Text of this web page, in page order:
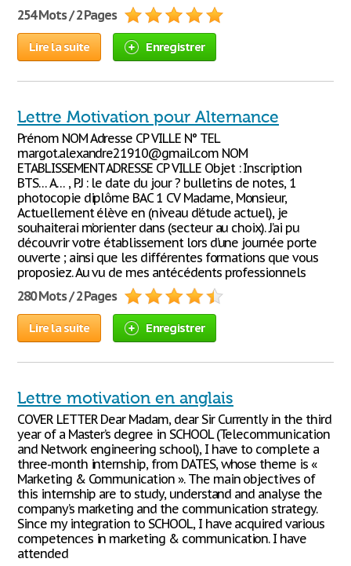
254 Mots / 2 Pages
Lire la suite Enregistrer
Lettre Motivation pour Alternance
Prénom NOM Adresse CP VILLE N° TEL
margot.alexandre21910@gmail.com NOM
ETABLISSEMENT ADRESSE CP VILLE Objet : Inscription
BTS… A… , P.J : le date du jour ? bulletins de notes, 1
photocopie diplôme BAC 1 CV Madame, Monsieur,
Actuellement élève en (niveau d’étude actuel), je
souhaiterai m’orienter dans (secteur au choix). J’ai pu
découvrir votre établissement lors d’une journée porte
ouverte ; ainsi que les différentes formations que vous
proposiez. Au vu de mes antécédents professionnels
280 Mots / 2 Pages
Lire la suite Enregistrer
Lettre motivation en anglais
COVER LETTER Dear Madam, dear Sir Currently in the third
year of a Master’s degree in SCHOOL (Telecommunication
and Network engineering school), I have to complete a
three-month internship, from DATES, whose theme is «
Marketing & Communication ». The main objectives of
this internship are to study, understand and analyse the
company’s marketing and the communication strategy.
Since my integration to SCHOOL, I have acquired various
competences in marketing & communication. I have
attended